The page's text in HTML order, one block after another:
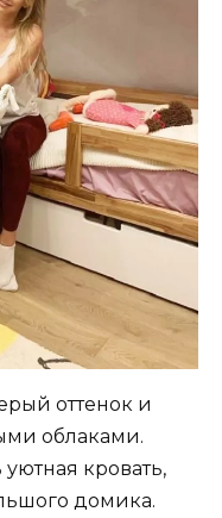
оттенок и
облаками.
кровать,
домика.